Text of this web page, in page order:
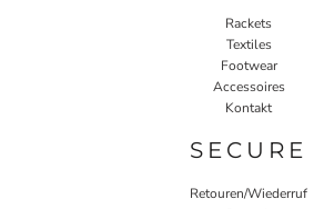
Rackets
Textiles
Footwear
Accessoires
Kontakt
SECURE
Retouren/Wiederruf